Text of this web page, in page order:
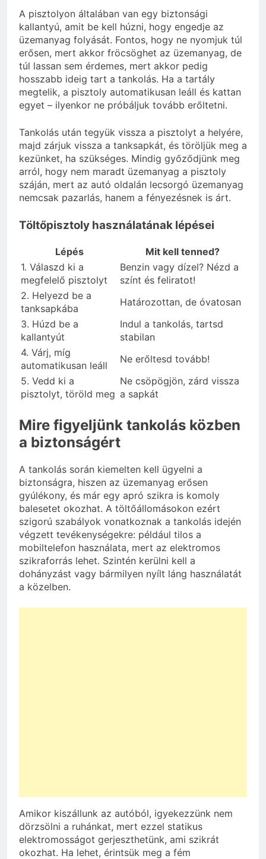
A pisztolyon általában van egy biztonsági
kallantyú, amit be kell húzni, hogy engedje az
üzemanyag folyását. Fontos, hogy ne nyomjuk túl
erősen, mert akkor fröcsöghet az üzemanyag, de
túl lassan sem érdemes, mert akkor pedig
hosszabb ideig tart a tankolás. Ha a tartály
megtelik, a pisztoly automatikusan leáll és kattan
egyet – ilyenkor ne próbáljuk tovább erőltetni.
Tankolás után tegyük vissza a pisztolyt a helyére,
majd zárjuk vissza a tanksapkát, és töröljük meg a
kezünket, ha szükséges. Mindig győződjünk meg
arról, hogy nem maradt üzemanyag a pisztoly
száján, mert az autó oldalán lecsorgó üzemanyag
nemcsak pazarlás, hanem a fényezésnek is árt.
Töltőpisztoly használatának lépései
Lépés
Mit kell tenned?
1. Válaszd ki a
megfelelő pisztolyt
Benzin vagy dízel? Nézd a
színt és feliratot!
2. Helyezd be a
tanksapkába
Határozottan, de óvatosan
3. Húzd be a
kallantyút
Indul a tankolás, tartsd
stabilan
4. Várj, míg
automatikusan leáll
Ne erőltesd tovább!
5. Vedd ki a
pisztolyt, töröld meg
Ne csöpögjön, zárd vissza
a sapkát
Mire figyeljünk tankolás közben
a biztonságért
A tankolás során kiemelten kell ügyelni a
biztonságra, hiszen az üzemanyag erősen
gyúlékony, és már egy apró szikra is komoly
balesetet okozhat. A töltőállomásokon ezért
szigorú szabályok vonatkoznak a tankolás idején
végzett tevékenységekre: például tilos a
mobiltelefon használata, mert az elektromos
szikraforrás lehet. Szintén kerülni kell a
dohányzást vagy bármilyen nyílt láng használatát
a közelben.
Amikor kiszállunk az autóból, igyekezzünk nem
dörzsölni a ruhánkat, mert ezzel statikus
elektromosságot gerjeszthetünk, ami szikrát
okozhat. Ha lehet, érintsük meg a fém